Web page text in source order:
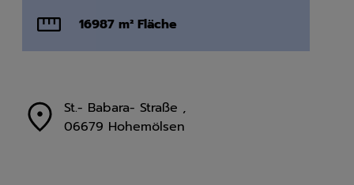
16987 m² Fläche
St.- Babara- Straße ,
06679 Hohemölsen